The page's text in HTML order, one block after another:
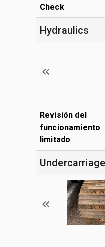
Check
Hydraulics
Revisión del
funcionamiento
limitado
Undercarriage